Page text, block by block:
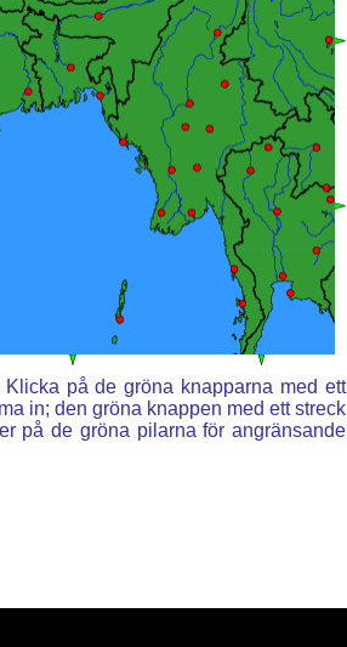
Klicka på de gröna knapparna med ett
in; den gröna knappen med ett streck
på de gröna pilarna för angränsande